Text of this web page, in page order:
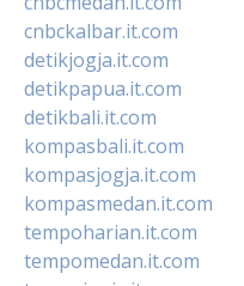
cnbckalbar.it.com
detikjogja.it.com
detikpapua.it.com
detikbali.it.com
kompasbali.it.com
kompasjogja.it.com
kompasmedan.it.com
tempoharian.it.com
tempomedan.it.com